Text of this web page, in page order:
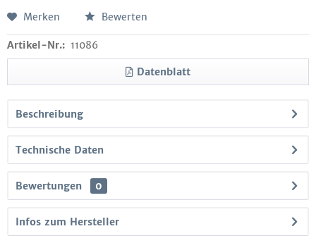
Merken Bewerten
Artikel-Nr.: 11086
Datenblatt
Beschreibung
Technische Daten
Bewertungen 0
Infos zum Hersteller